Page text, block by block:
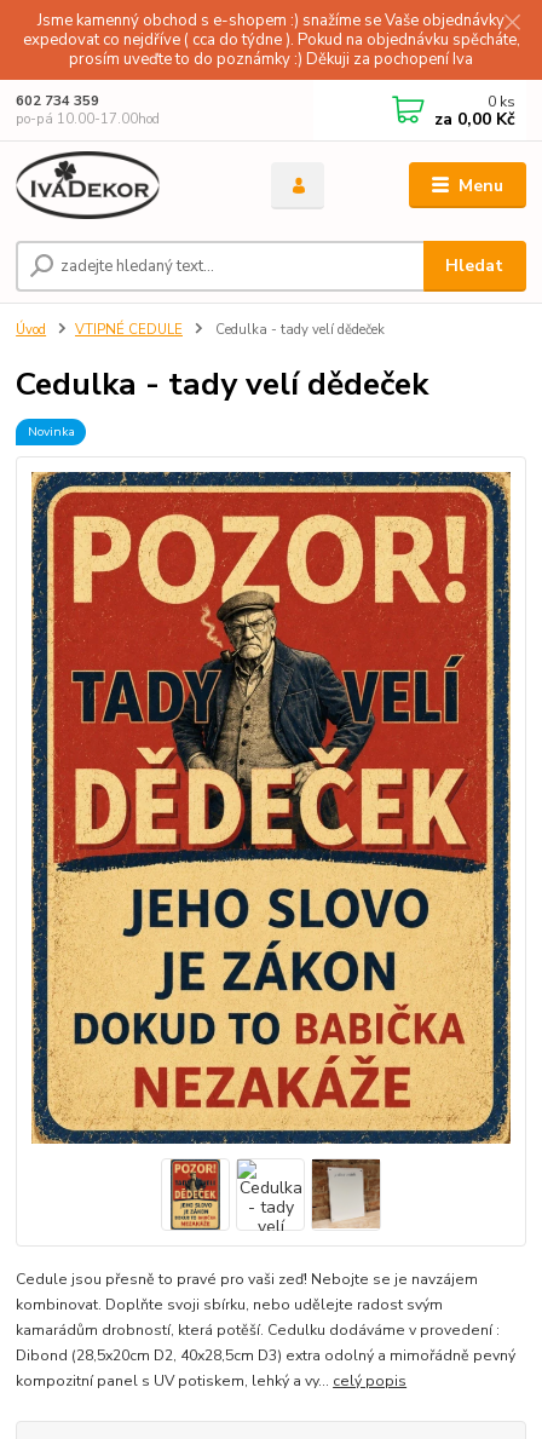
Jsme kamenný obchod s e-shopem :) snažíme se Vaše objednávky
expedovat co nejdříve ( cca do týdne ). Pokud na objednávku spěcháte,
prosím uveďte to do poznámky :) Děkuji za pochopení Iva
Menu
Hledat
602 734 359
po-pá 10.00-17.00hod
0 ks
za 0,00 Kč
Úvod VTIPNÉ CEDULE Cedulka - tady velí dědeček
Cedulka - tady velí dědeček
Novinka
Cedule jsou přesně to pravé pro vaši zeď! Nebojte se je navzájem
kombinovat. Doplňte svoji sbírku, nebo udělejte radost svým
kamarádům drobností, která potěší. Cedulku dodáváme v provedení :
Dibond (28,5x20cm D2, 40x28,5cm D3) extra odolný a mimořádně pevný
kompozitní panel s UV potiskem, lehký a vy... celý popis